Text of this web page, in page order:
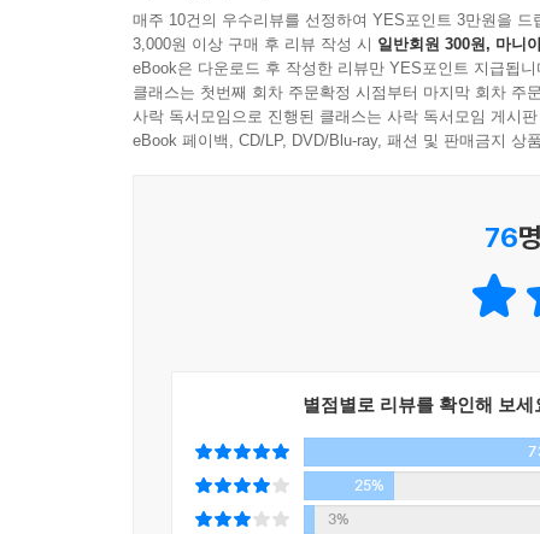
“과거를 기억하지 못하는 이들에게 과거는 반복된
---「기억을 기억하라」중에서
‘일생’으로 답했다는 이회영 선생의 삶은 내 눈시
그려낼 줄이야. 그 영상을 책으로 담아낸 『역사ⓔ
있음을 감동적으로 보여주고 있다.”
- 최태성(EBS 근현대사 강사,대광고등학교 교사)
매주 10건의 우수리뷰를 선정하여 YES포인트 3만원을 드
3,000원 이상 구매 후 리뷰 작성 시 일반회원 300원, 마니
eBook은 다운로드 후 작성한 리뷰만 YES포인트 지급됩니
클래스는 첫번째 회차 주문확정 시점부터 마지막 회차 주
사락 독서모임으로 진행된 클래스는 사락 독서모임 게시
eBook 페이백, CD/LP, DVD/Blu-ray, 패션 및 판매금지 상
76
별점별로 리뷰를 확인해 보세
25%
3%